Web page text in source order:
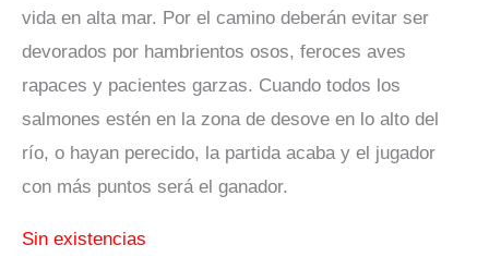
vida en alta mar. Por el camino deberán evitar ser
devorados por hambrientos osos, feroces aves
rapaces y pacientes garzas. Cuando todos los
salmones estén en la zona de desove en lo alto del
río, o hayan perecido, la partida acaba y el jugador
con más puntos será el ganador.
Sin existencias